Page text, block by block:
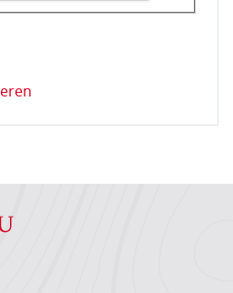
controleren dat u een mens